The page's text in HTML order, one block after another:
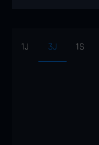
1J 3J 1S